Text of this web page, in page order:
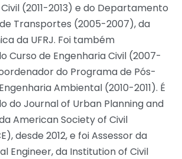
(2011-2013) e do Departamento
Transportes (2005-2007), da
da UFRJ. Foi também
Curso de Engenharia Civil (2007-
do Programa de Pós-
Ambiental (2010-2011). É
do Journal of Urban Planning and
American Society of Civil
desde 2012, e foi Assessor da
Engineer, da Institution of Civil